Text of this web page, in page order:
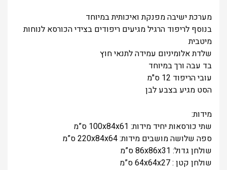
מערכת ישיבה מפנקת ואיכותית במיוחד
בנוסף לריפוד הרגיל מגיעים ריפודים בצידי הכורסא לנוחות
מיטבית
שלדת אלומיניום עמידה לתנאי חוץ
בד עבה ורך במיוחד
עובי הריפוד 12 ס"מ
הסט מגיע בצבע לבן
מידות:
שתי כורסאות יחיד מידות: 100x84x61 ס”מ
ספה שלושה מושבים מידות: 220x84x64 ס”מ
שולחן גדול: 86x86x31 ס”מ
שולחן קטן : 64x64x27 ס”מ